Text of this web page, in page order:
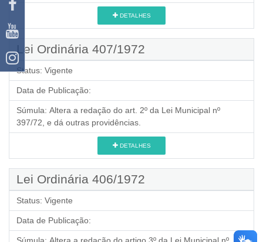
DETALHES
Lei Ordinária 407/1972
Status: Vigente
Data de Publicação:
Súmula: Altera a redação do art. 2º da Lei Municipal nº
397/72, e dá outras providências.
DETALHES
Lei Ordinária 406/1972
Status: Vigente
Data de Publicação:
Súmula: Altera a redação do artigo 3º da Lei Municipal nº